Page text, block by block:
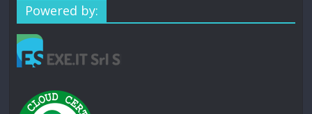
Powered by: